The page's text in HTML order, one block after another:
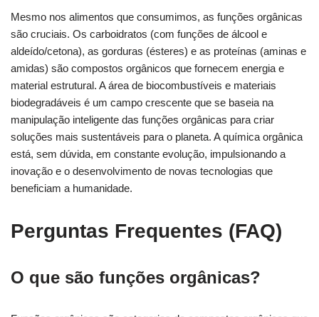
Mesmo nos alimentos que consumimos, as funções orgânicas
são cruciais. Os carboidratos (com funções de álcool e
aldeído/cetona), as gorduras (ésteres) e as proteínas (aminas e
amidas) são compostos orgânicos que fornecem energia e
material estrutural. A área de biocombustíveis e materiais
biodegradáveis é um campo crescente que se baseia na
manipulação inteligente das funções orgânicas para criar
soluções mais sustentáveis para o planeta. A química orgânica
está, sem dúvida, em constante evolução, impulsionando a
inovação e o desenvolvimento de novas tecnologias que
beneficiam a humanidade.
Perguntas Frequentes (FAQ)
O que são funções orgânicas?